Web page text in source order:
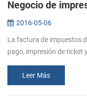
2016-05-06
La factura de impuestos
pago, impresión de ticket
Leer Más